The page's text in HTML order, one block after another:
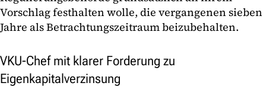
Vorschlag festhalten wolle, die vergangenen sieben
Jahre als Betrachtungszeitraum beizubehalten.
VKU-Chef mit klarer Forderung zu
Eigenkapitalverzinsung